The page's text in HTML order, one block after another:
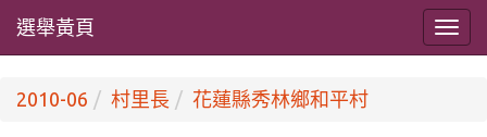
選舉黃頁
2010-06 村里長 花蓮縣秀林鄉和平村